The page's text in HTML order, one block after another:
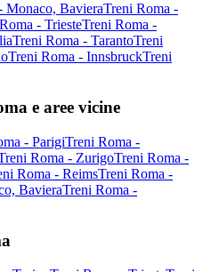
Monaco, BavieraTreni Roma -
- TriesteTreni Roma -
Treni Roma - TarantoTreni
Treni Roma - InnsbruckTreni
e aree vicine
- ParigiTreni Roma -
Roma - ZurigoTreni Roma -
Roma - ReimsTreni Roma -
BavieraTreni Roma -